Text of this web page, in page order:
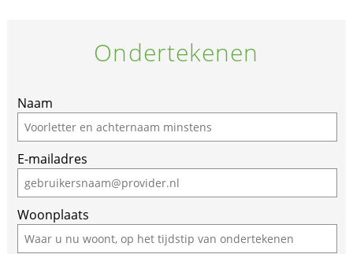
Ondertekenen
If
you
are
a
human,
ignore
this
field
Naam
E-mailadres
Woonplaats